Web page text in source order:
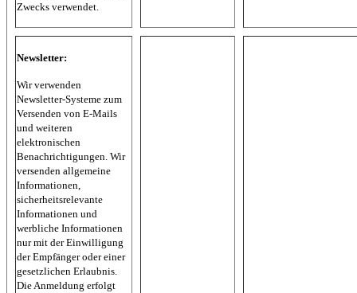
Zwecks verwendet.
Newsletter:
Wir verwenden
Newsletter-Systeme zum
Versenden von E-Mails
und weiteren
elektronischen
Benachrichtigungen. Wir
versenden allgemeine
Informationen,
sicherheitsrelevante
Informationen und
werbliche Informationen
nur mit der Einwilligung
der Empfänger oder einer
gesetzlichen Erlaubnis.
Die Anmeldung erfolgt